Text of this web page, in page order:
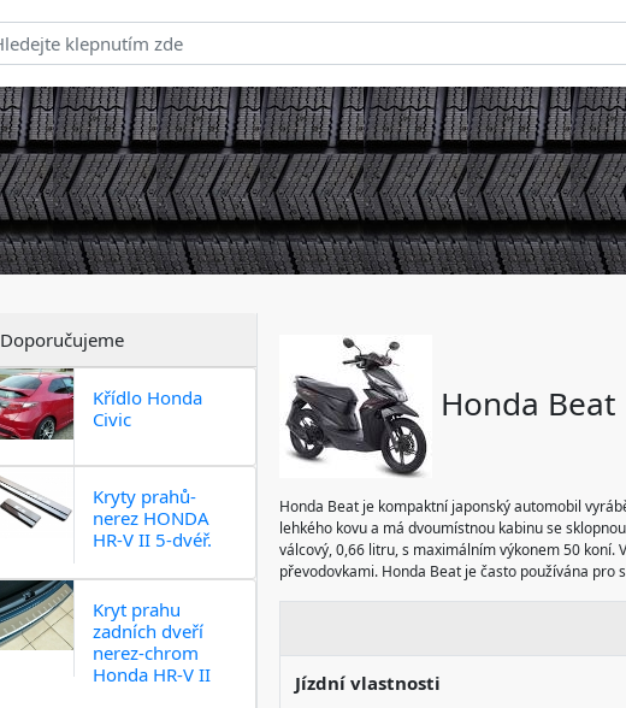
Doporučujeme
Křídlo Honda
Civic
Kryty prahů-
nerez HONDA
HR-V II 5-dvéř.
Kryt prahu
zadních dveří
nerez-chrom
Honda HR-V II
Honda Beat
Honda Beat je kompaktní japonský automobil
lehkého kovu a má dvoumístnou kabinu se
válcový, 0,66 litru, s maximálním výkonem 50
převodovkami. Honda Beat je často používána
Jízdní vlastnosti